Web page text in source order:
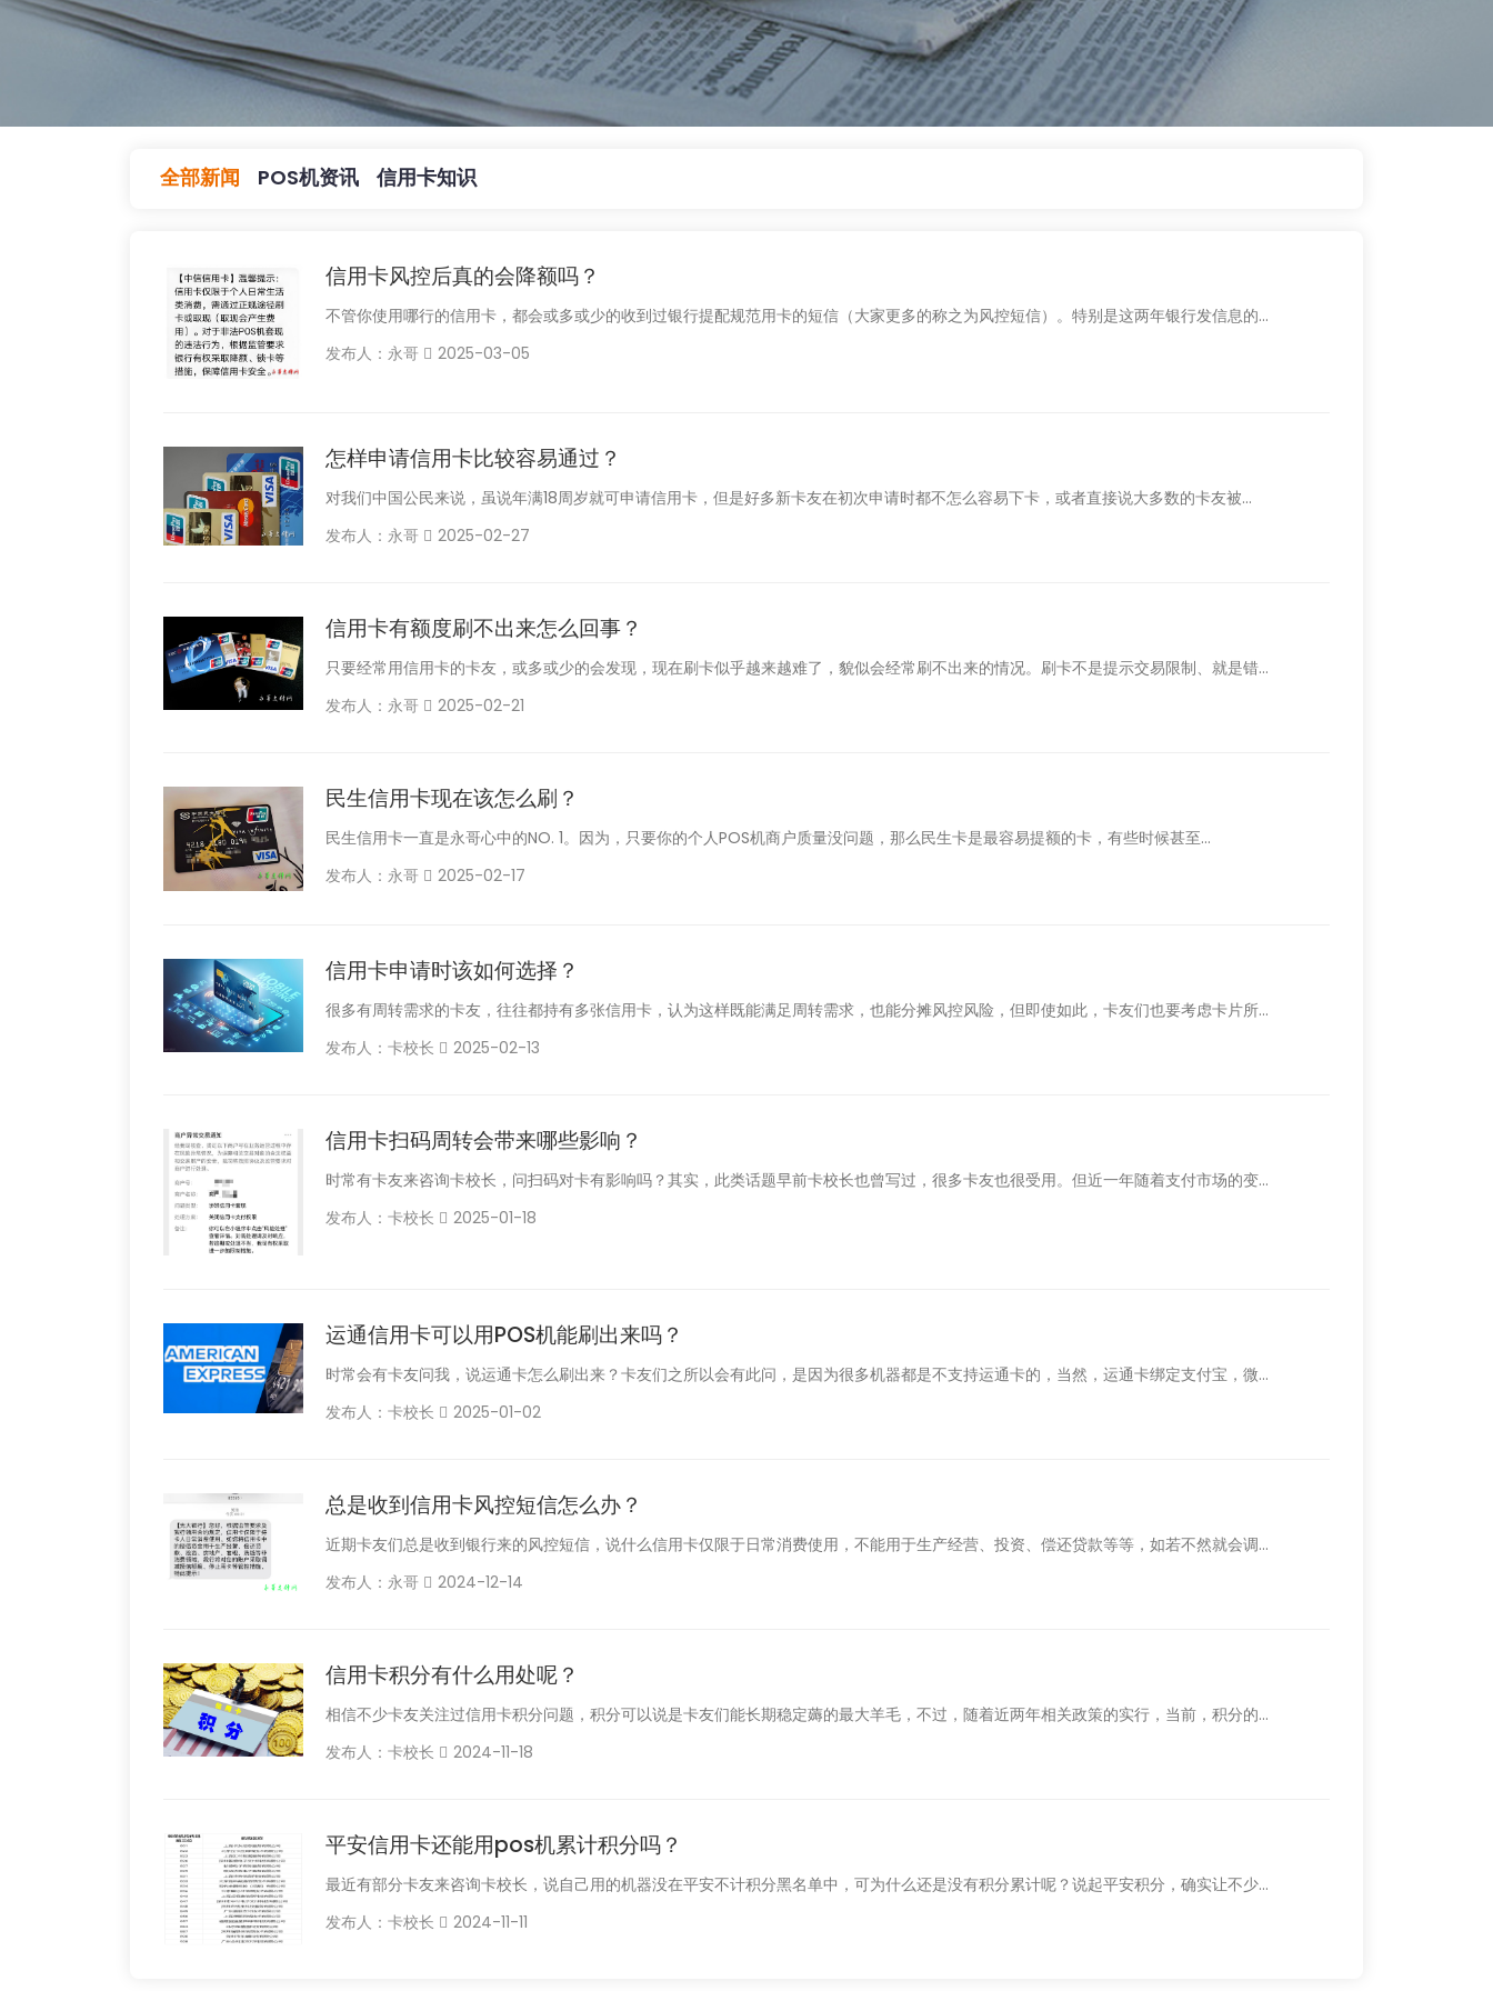
全部新闻 POS机资讯 信用卡知识
信用卡风控后真的会降额吗？
不管你使用哪行的信用卡，都会或多或少的收到过银行提配规范用卡的短信（大家更多的称之为风控短信）。特别是这两年银行发信息的...
发布人：永哥
2025-03-05
怎样申请信用卡比较容易通过？
对我们中国公民来说，虽说年满18周岁就可申请信用卡，但是好多新卡友在初次申请时都不怎么容易下卡，或者直接说大多数的卡友被...
发布人：永哥
2025-02-27
信用卡有额度刷不出来怎么回事？
只要经常用信用卡的卡友，或多或少的会发现，现在刷卡似乎越来越难了，貌似会经常刷不出来的情况。刷卡不是提示交易限制、就是错...
发布人：永哥
2025-02-21
民生信用卡现在该怎么刷？
民生信用卡一直是永哥心中的NO. 1。因为，只要你的个人POS机商户质量没问题，那么民生卡是最容易提额的卡，有些时候甚至...
发布人：永哥
2025-02-17
信用卡申请时该如何选择？
很多有周转需求的卡友，往往都持有多张信用卡，认为这样既能满足周转需求，也能分摊风控风险，但即使如此，卡友们也要考虑卡片所...
发布人：卡校长
2025-02-13
信用卡扫码周转会带来哪些影响？
时常有卡友来咨询卡校长，问扫码对卡有影响吗？其实，此类话题早前卡校长也曾写过，很多卡友也很受用。但近一年随着支付市场的变...
发布人：卡校长
2025-01-18
运通信用卡可以用POS机能刷出来吗？
时常会有卡友问我，说运通卡怎么刷出来？卡友们之所以会有此问，是因为很多机器都是不支持运通卡的，当然，运通卡绑定支付宝，微...
发布人：卡校长
2025-01-02
总是收到信用卡风控短信怎么办？
近期卡友们总是收到银行来的风控短信，说什么信用卡仅限于日常消费使用，不能用于生产经营、投资、偿还贷款等等，如若不然就会调...
发布人：永哥
2024-12-14
信用卡积分有什么用处呢？
相信不少卡友关注过信用卡积分问题，积分可以说是卡友们能长期稳定薅的最大羊毛，不过，随着近两年相关政策的实行，当前，积分的...
发布人：卡校长
2024-11-18
平安信用卡还能用pos机累计积分吗？
最近有部分卡友来咨询卡校长，说自己用的机器没在平安不计积分黑名单中，可为什么还是没有积分累计呢？说起平安积分，确实让不少...
发布人：卡校长
2024-11-11